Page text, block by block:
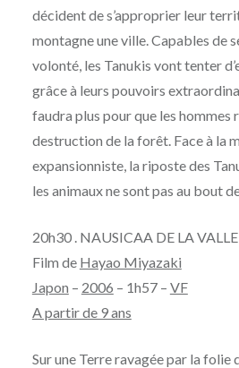
décident de s’approprier leur
montagne une ville. Capables de
volonté, les Tanukis vont tenter
grâce à leurs pouvoirs
faudra plus pour que les hommes
destruction de la forêt. Face à la
expansionniste, la riposte des
les animaux ne sont pas au bout
20h30 . NAUSICAA DE LA
Film de Hayao Miyazaki
Japon – 2006 – 1h57 – VF
A partir de 9 ans
Sur une Terre ravagée par la folie